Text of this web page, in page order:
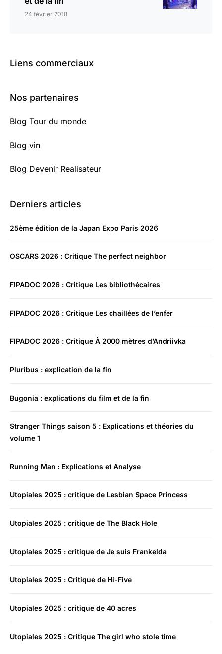
24 février 2018
Liens commerciaux
Nos partenaires
Blog Tour du monde
Blog vin
Blog Devenir Realisateur
Derniers articles
25ème édition de la Japan Expo Paris 2026
OSCARS 2026 : Critique The perfect neighbor
FIPADOC 2026 : Critique Les bibliothécaires
FIPADOC 2026 : Critique Les chaillées de l’enfer
FIPADOC 2026 : Critique À 2000 mètres d’Andriivka
Pluribus : explication de la fin
Bugonia : explications du film et de la fin
Stranger Things saison 5 : Explications et théories du
volume 1
Running Man : Explications et Analyse
Utopiales 2025 : critique de Lesbian Space Princess
Utopiales 2025 : critique de The Black Hole
Utopiales 2025 : critique de Je suis Frankelda
Utopiales 2025 : Critique de Hi-Five
Utopiales 2025 : critique de 40 acres
Utopiales 2025 : Critique The girl who stole time